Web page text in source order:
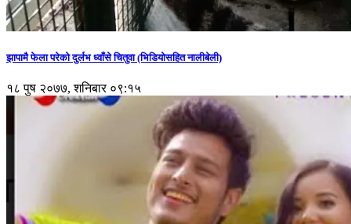
झापामै फेला परेको दुर्लभ ध्वाँसे चितुवा (भिडियोसहित नालीबेली)
१८ पुष २०७७, शनिबार ०९:१५